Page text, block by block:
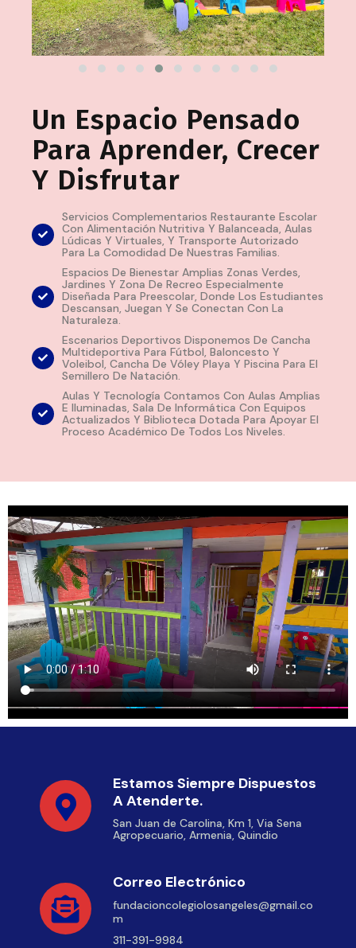
Un Espacio Pensado
Para Aprender, Crecer
Y Disfrutar
Servicios Complementarios Restaurante Escolar
Con Alimentación Nutritiva Y Balanceada, Aulas
Lúdicas Y Virtuales, Y Transporte Autorizado
Para La Comodidad De Nuestras Familias.
Espacios De Bienestar Amplias Zonas Verdes,
Jardines Y Zona De Recreo Especialmente
Diseñada Para Preescolar, Donde Los Estudiantes
Descansan, Juegan Y Se Conectan Con La
Naturaleza.
Escenarios Deportivos Disponemos De Cancha
Multideportiva Para Fútbol, Baloncesto Y
Voleibol, Cancha De Vóley Playa Y Piscina Para El
Semillero De Natación.
Aulas Y Tecnología Contamos Con Aulas Amplias
E Iluminadas, Sala De Informática Con Equipos
Actualizados Y Biblioteca Dotada Para Apoyar El
Proceso Académico De Todos Los Niveles.
Estamos Siempre Dispuestos
A Atenderte.
San Juan de Carolina, Km 1, Via Sena
Agropecuario, Armenia, Quindio
Correo Electrónico
fundacioncolegiolosangeles@gmail.co
m
311-391-9984